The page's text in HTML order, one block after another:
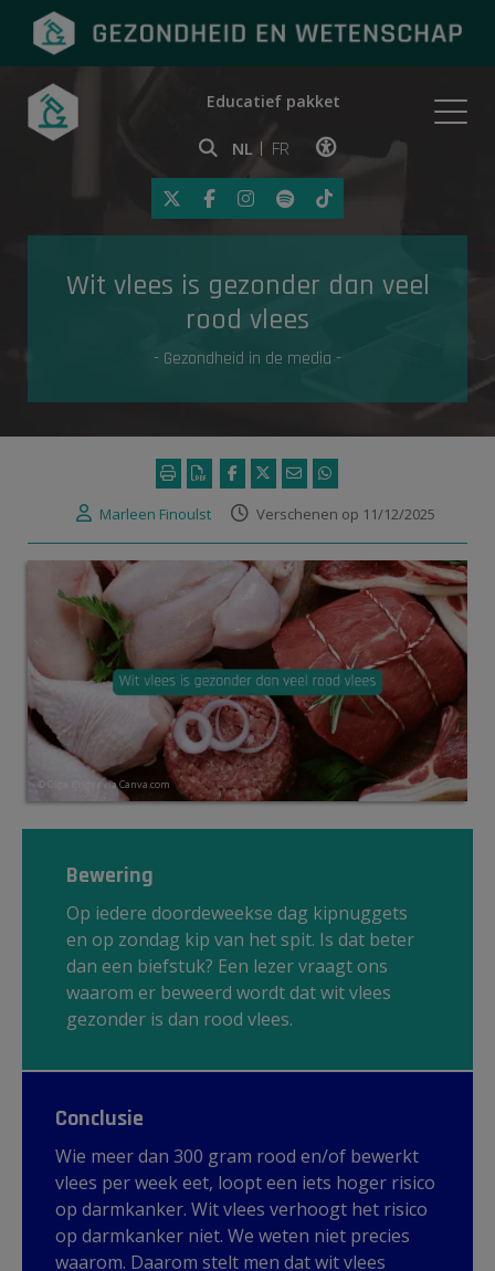
Onderwerpen
Gezondheid in de media
Educatief pakket
NL FR
Klik op deze link om
Wit vlees is gezonder dan veel
rood vlees
- Gezondheid in de media -
Marleen Finoulst Verschenen op 11/12/2025
© Olga Kriger via Canva.com
Bewering
Op iedere doordeweekse dag kipnuggets
en op zondag kip van het spit. Is dat beter
dan een biefstuk? Een lezer vraagt ons
waarom er beweerd wordt dat wit vlees
gezonder is dan rood vlees.
Conclusie
Wie meer dan 300 gram rood en/of bewerkt
vlees per week eet, loopt een iets hoger risico
op darmkanker. Wit vlees verhoogt het risico
op darmkanker niet. We weten niet precies
waarom. Daarom stelt men dat wit vlees